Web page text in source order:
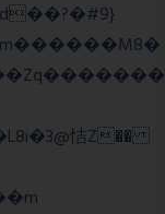
恄Z��